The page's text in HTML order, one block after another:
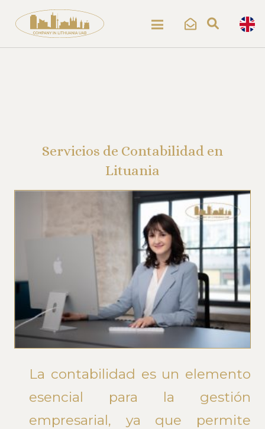
Servicios de Contabilidad en
Lituania
La contabilidad es un elemento
esencial para la gestión
empresarial, ya que permite